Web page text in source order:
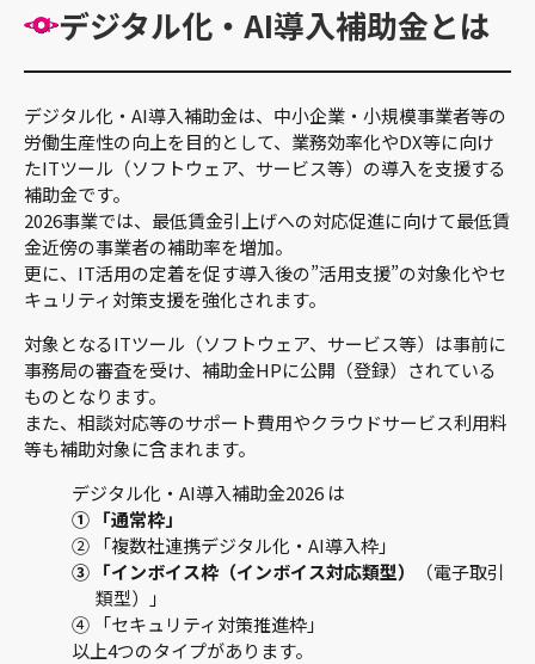
デジタル化・AI導入補助金とは
デジタル化・AI導入補助金は、中小企業・小規模事業者等の
労働生産性の向上を目的として、業務効率化やDX等に向け
たITツール（ソフトウェア、サービス等）の導入を支援する
補助金です。
2026事業では、最低賃金引上げへの対応促進に向けて最低賃
金近傍の事業者の補助率を増加。
更に、IT活用の定着を促す導入後の”活用支援”の対象化やセ
キュリティ対策支援を強化されます。
対象となるITツール（ソフトウェア、サービス等）は事前に
事務局の審査を受け、補助金HPに公開（登録）されている
ものとなります。
また、相談対応等のサポート費用やクラウドサービス利用料
等も補助対象に含まれます。
デジタル化・AI導入補助金2026 は
① 「通常枠」
② 「複数社連携デジタル化・AI導入枠」
③ 「インボイス枠（インボイス対応類型）
（電子取引
類型）」
④ 「セキュリティ対策推進枠」
以上4つのタイプがあります。